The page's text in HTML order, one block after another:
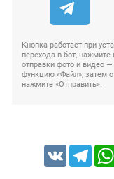
Кнопка работает при
перехода в бот, нажмите
отправки фото и видео
функцию «Файл», затем
нажмите «Отправить».
VK